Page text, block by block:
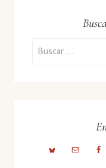
Buscar: